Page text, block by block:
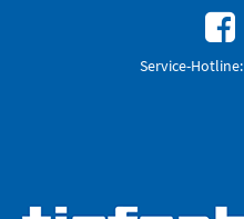
Service-Hotline: